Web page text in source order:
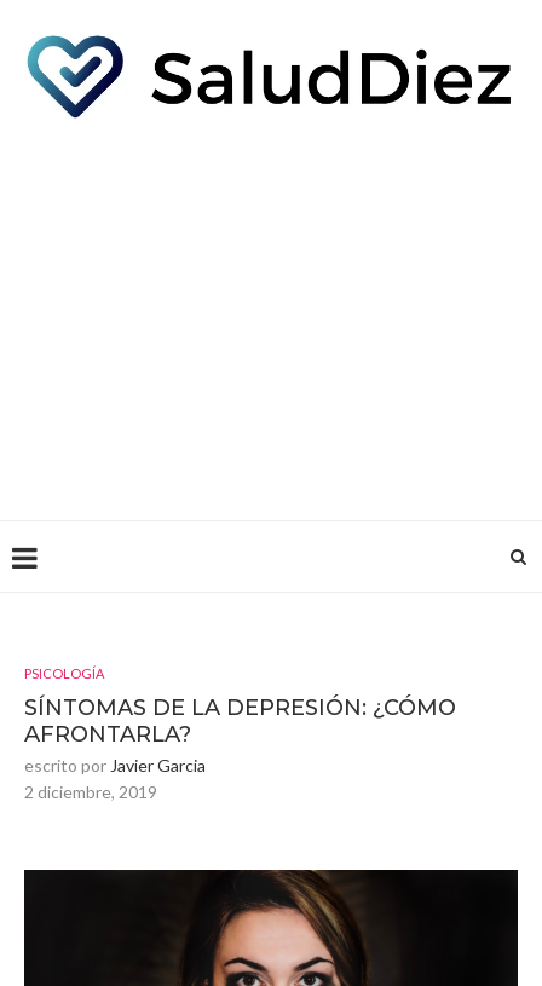
PSICOLOGÍA
SÍNTOMAS DE LA DEPRESIÓN: ¿CÓMO
AFRONTARLA?
escrito por Javier Garcia
2 diciembre, 2019